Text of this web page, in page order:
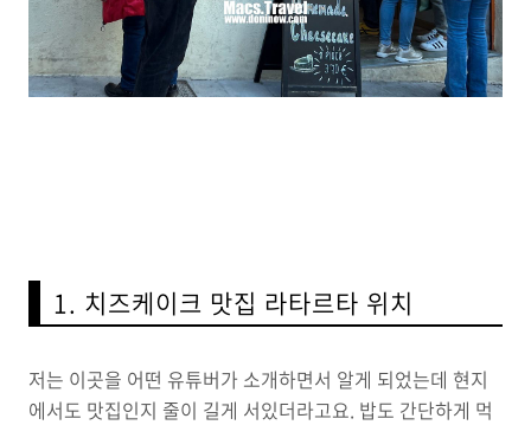
1. 치즈케이크 맛집 라타르타 위치
저는 이곳을 어떤 유튜버가 소개하면서 알게 되었는데 현지
에서도 맛집인지 줄이 길게 서있더라고요. 밥도 간단하게 먹